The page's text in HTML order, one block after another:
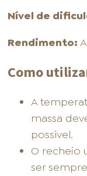
Nível de
Rendimento:
Como
A
massa
possível.
O recheio
ser